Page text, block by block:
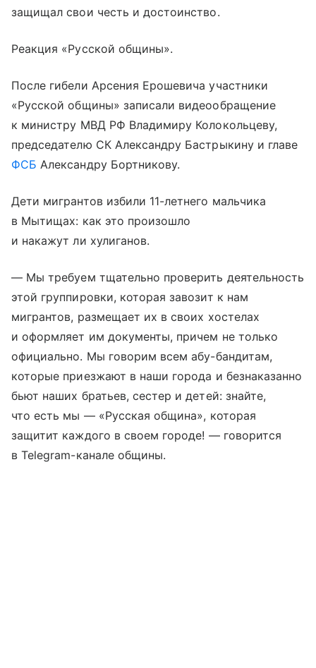
защищал свои честь и достоинство.
Реакция «Русской общины».
После гибели Арсения Ерошевича участники
«Русской общины» записали видеообращение
к министру МВД РФ Владимиру Колокольцеву,
председателю СК Александру Бастрыкину и главе
ФСБ Александру Бортникову.
Дети мигрантов избили 11-летнего мальчика
в Мытищах: как это произошло
и накажут ли хулиганов.
— Мы требуем тщательно проверить деятельность
этой группировки, которая завозит к нам
мигрантов, размещает их в своих хостелах
и оформляет им документы, причем не только
официально. Мы говорим всем абу-бандитам,
которые приезжают в наши города и безнаказанно
бьют наших братьев, сестер и детей: знайте,
что есть мы — «Русская община», которая
защитит каждого в своем городе! — говорится
в Telegram-канале общины.